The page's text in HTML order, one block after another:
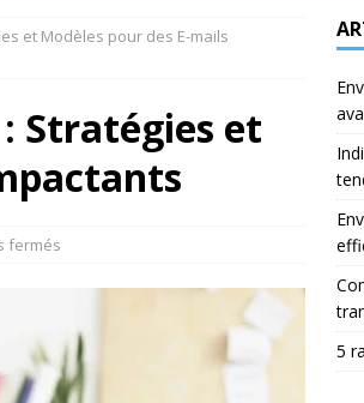
et Modèles pour des E-mails
Stratégies et
fermés
5